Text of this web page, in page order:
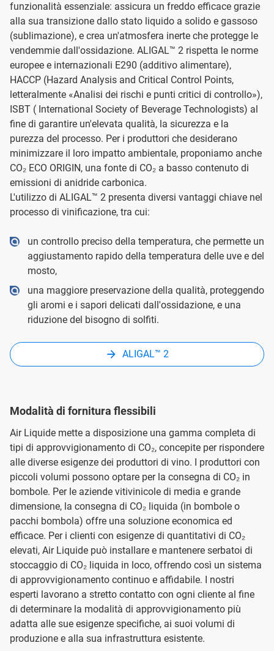
funzionalità essenziale: assicura un freddo efficace grazie
alla sua transizione dallo stato liquido a solido e gassoso
(sublimazione), e crea un'atmosfera inerte che protegge le
vendemmie dall'ossidazione. ALIGAL™ 2 rispetta le norme
europee e internazionali E290 (additivo alimentare),
HACCP (Hazard Analysis and Critical Control Points,
letteralmente «Analisi dei rischi e punti critici di controllo»),
ISBT ( International Society of Beverage Technologists) al
fine di garantire un'elevata qualità, la sicurezza e la
purezza del processo. Per i produttori che desiderano
minimizzare il loro impatto ambientale, proponiamo anche
CO₂ ECO ORIGIN, una fonte di CO₂ a basso contenuto di
emissioni di anidride carbonica.
L'utilizzo di ALIGAL™ 2 presenta diversi vantaggi chiave nel
processo di vinificazione, tra cui:
un controllo preciso della temperatura, che permette un
aggiustamento rapido della temperatura delle uve e del
mosto,
una maggiore preservazione della qualità, proteggendo
gli aromi e i sapori delicati dall'ossidazione, e una
riduzione del bisogno di solfiti.
ALIGAL™ 2
Modalità di fornitura flessibili
Air Liquide mette a disposizione una gamma completa di
tipi di approvvigionamento di CO₂, concepite per rispondere
alle diverse esigenze dei produttori di vino. I produttori con
piccoli volumi possono optare per la consegna di CO₂ in
bombole. Per le aziende vitivinicole di media e grande
dimensione, la consegna di CO₂ liquida (in bombole o
pacchi bombola) offre una soluzione economica ed
efficace. Per i clienti con esigenze di quantitativi di CO₂
elevati, Air Liquide può installare e mantenere serbatoi di
stoccaggio di CO₂ liquida in loco, offrendo così un sistema
di approvvigionamento continuo e affidabile. I nostri
esperti lavorano a stretto contatto con ogni cliente al fine
di determinare la modalità di approvvigionamento più
adatta alle sue esigenze specifiche, ai suoi volumi di
produzione e alla sua infrastruttura esistente.